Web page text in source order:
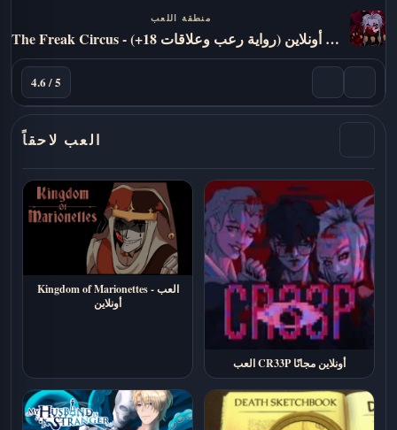
منطقة اللعب
The Freak Circus - العب أونلاين (رواية رعب وعلاقات 18+)
4.6 / 5
العب لاحقاً
Kingdom of Marionettes - العب
أونلاين
العب CR33P أونلاين مجانًا